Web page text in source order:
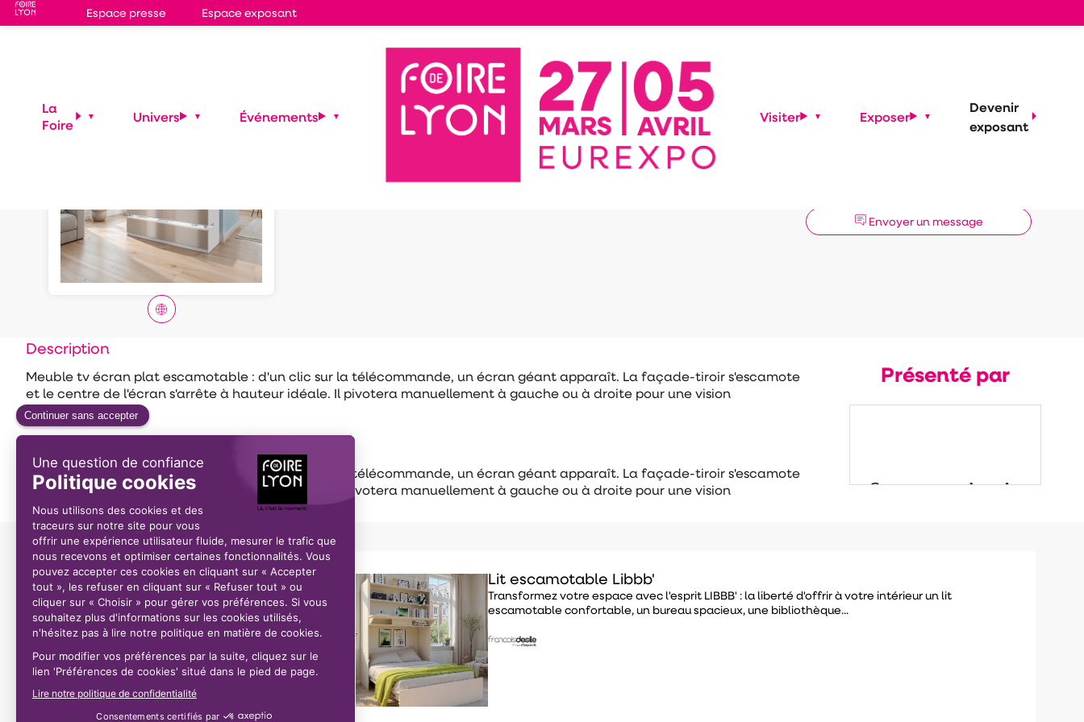
Espace presse
Espace exposant
Envoyer un message
Grand-Champ
Description
Meuble tv écran plat escamotable : d'un clic sur la télécommande, un écran géant apparaît. La façade-tiroir s'escamote
et le centre de l'écran s'arrête à hauteur idéale. Il pivotera manuellement à gauche ou à droite pour une vision
confortable
Meuble tv écran plat escamotable : d'un clic sur la télécommande, un écran géant apparaît. La façade-tiroir s'escamote
et le centre de l'écran s'arrête à hauteur idéale. Il pivotera manuellement à gauche ou à droite pour une vision
confortable
Présenté par
Autres offres du
Partenaire
Toutes les offres
Lit escamotable Libbb'
Transformez votre espace avec l'esprit LIBBB' : la liberté d'offrir à votre intérieur un lit
escamotable confortable, un bureau spacieux, une bibliothèque...
La
Foire
Univers Événements Visiter Exposer
Devenir
exposant